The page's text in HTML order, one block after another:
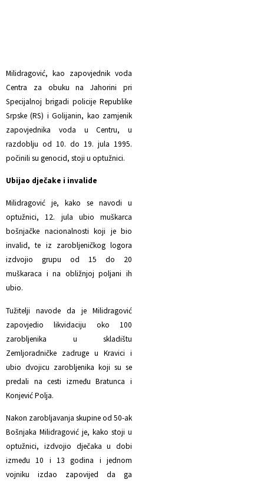
Milidragović, kao zapovjednik voda
Centra za obuku na Jahorini pri
Specijalnoj brigadi policije Republike
Srpske (RS) i Golijanin, kao zamjenik
zapovjednika voda u Centru, u
razdoblju od 10. do 19. jula 1995.
počinili su genocid, stoji u optužnici.
Ubijao dječake i invalide
Milidragović je, kako se navodi u
optužnici, 12. jula ubio muškarca
bošnjačke nacionalnosti koji je bio
invalid, te iz zarobljeničkog logora
izdvojio grupu od 15 do 20
muškaraca i na obližnjoj poljani ih
ubio.
Tužitelji navode da je Milidragović
zapovjedio likvidaciju oko 100
zarobljenika u skladištu
Zemljoradničke zadruge u Kravici i
ubio dvojicu zarobljenika koji su se
predali na cesti između Bratunca i
Konjević Polja.
Nakon zarobljavanja skupine od 50-ak
Bošnjaka Milidragović je, kako stoji u
optužnici, izdvojio dječaka u dobi
između 10 i 13 godina i jednom
vojniku izdao zapovijed da ga